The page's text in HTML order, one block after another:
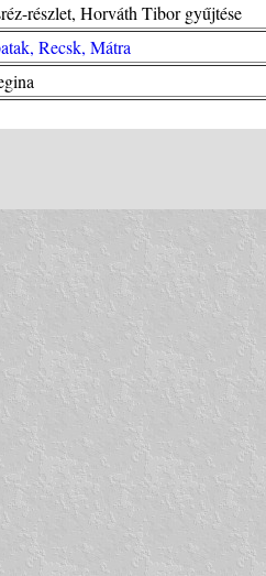
részlet, Horváth Tibor gyűjtése
Recsk, Mátra